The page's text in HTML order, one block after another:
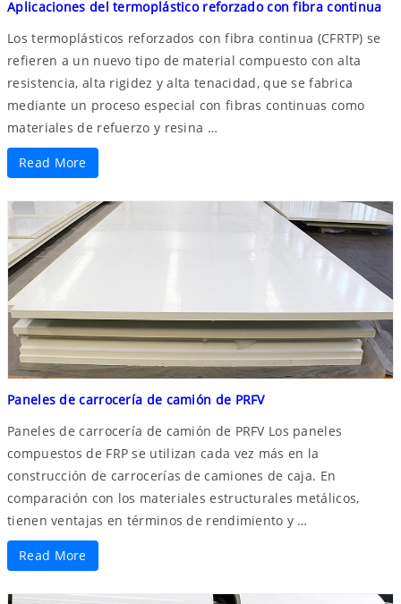
Aplicaciones del termoplástico reforzado con fibra continua
Los termoplásticos reforzados con fibra continua (CFRTP) se
refieren a un nuevo tipo de material compuesto con alta
resistencia, alta rigidez y alta tenacidad, que se fabrica
mediante un proceso especial con fibras continuas como
materiales de refuerzo y resina …
Read More
Paneles de carrocería de camión de PRFV
Paneles de carrocería de camión de PRFV Los paneles
compuestos de FRP se utilizan cada vez más en la
construcción de carrocerías de camiones de caja. En
comparación con los materiales estructurales metálicos,
tienen ventajas en términos de rendimiento y …
Read More